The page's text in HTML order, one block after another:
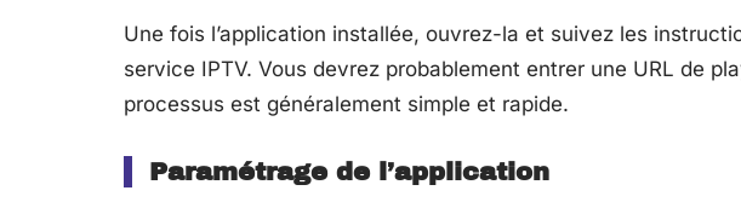
Une fois l’application installée, ouvrez-la et suivez les
service IPTV. Vous devrez probablement entrer une URL de
processus est généralement simple et rapide.
Paramétrage de l’application